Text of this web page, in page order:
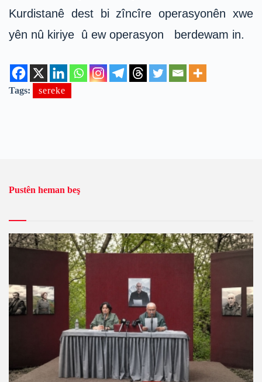
Kurdistanê dest bi zîncîre operasyonên xwe
yên nû kiriye û ew operasyon berdewam in.
Tags: sereke
Pustên heman beş